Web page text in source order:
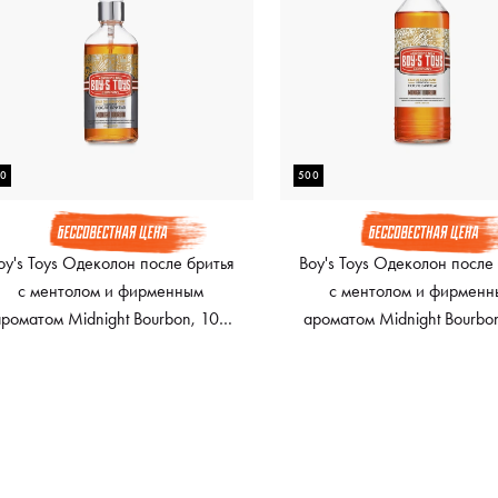
Toys Одеколон после бритья
с ментолом и фирменным
Midnight Bourbon, 100
500
Boy's Toys Одеколон после
с ментолом и
ароматом Midnight